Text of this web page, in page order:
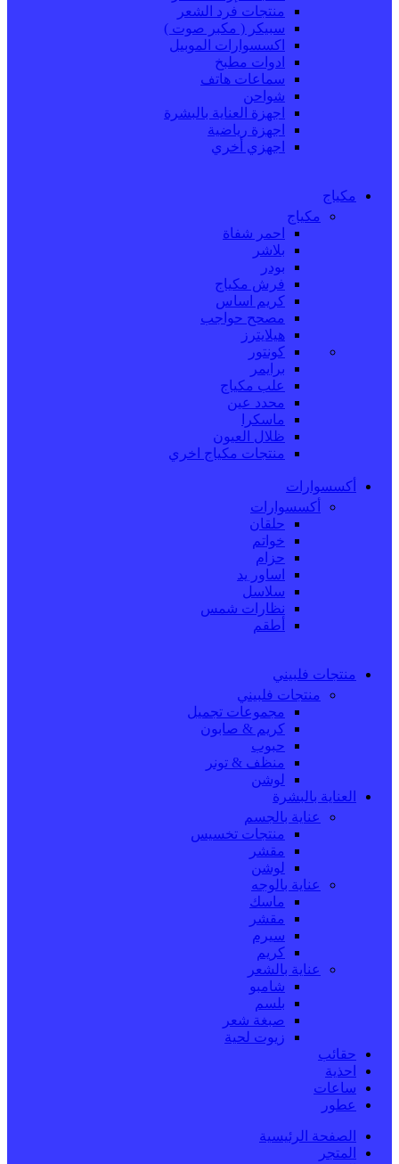
منتجات فرد الشعر
سبيكر ( مكبر صوت )
اكسسوارات الموبيل
ادوات مطبخ
سماعات هاتف
شواحن
اجهزة العناية بالبشرة
اجهزة رياضية
اجهزي أخري
مكياج
مكياج
احمر شفاة
بلاشر
بودر
فرش مكياج
كريم اساس
مصحح حواجب
هيلايترز
كونتور
برايمر
علب مكياج
محدد عين
ماسكرا
ظلال العيون
منتجات مكياج اخري
أكسسوارات
أكسسوارات
حلقان
خواتم
حزام
اساور يد
سلاسل
نظارات شمس
أطقم
منتجات فلبيني
منتجات فلبيني
مجموعات تجميل
كريم & صابون
حبوب
منظف & تونر
لوشن
العناية بالبشرة
عناية بالجسم
منتجات تخسيس
مقشر
لوشن
عناية بالوجه
ماسك
مقشر
سيرم
كريم
عناية بالشعر
شامبو
بلسم
صبغة شعر
زيوت لحية
حقائب
احذية
ساعات
عطور
الصفحة الرئيسية
المتجر